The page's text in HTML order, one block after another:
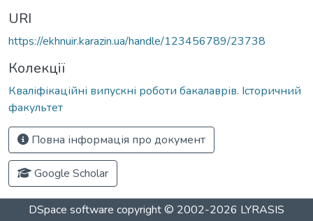
URI
https://ekhnuir.karazin.ua/handle/123456789/23738
Колекції
Кваліфікаційні випускні роботи бакалаврів. Історичний
факультет
Повна інформація про документ
Google Scholar
DSpace software copyright © 2002-2026 LYRASIS